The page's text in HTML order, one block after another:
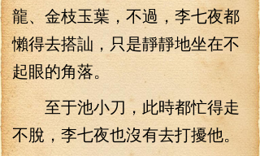
龍、金枝玉葉，不過，李七夜都
懶得去搭訕，只是靜靜地坐在不
起眼的角落。
至于池小刀，此時都忙得走
不脫，李七夜也沒有去打擾他。